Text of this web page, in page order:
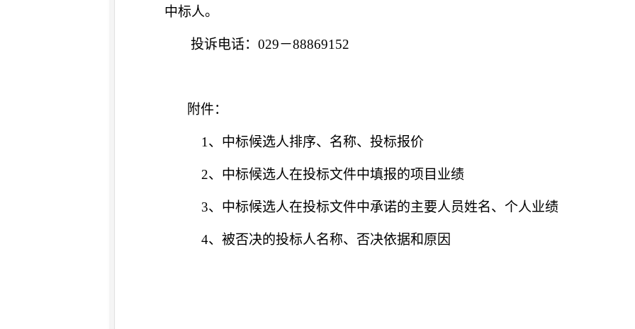
中标人。
投诉电话： 029－88869152
附件：
1、中标候选人排序、名称、投标报价
2、中标候选人在投标文件中填报的项目业绩
3、中标候选人在投标文件中承诺的主要人员姓名、个人业绩
4、被否决的投标人名称、否决依据和原因